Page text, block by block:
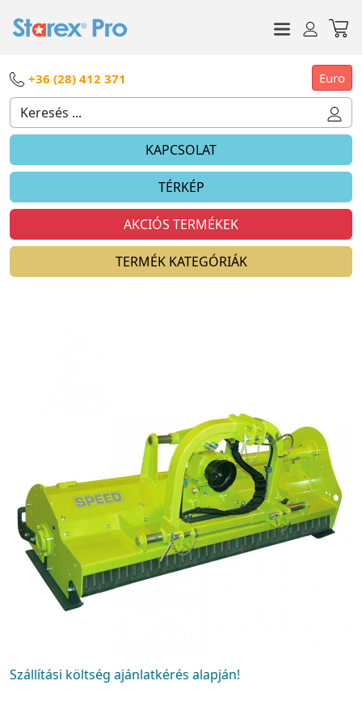
+36 (28) 412 371 Euro
KAPCSOLAT
TÉRKÉP
AKCIÓS TERMÉKEK
TERMÉK KATEGÓRIÁK
Szállítási költség ajánlatkérés alapján!